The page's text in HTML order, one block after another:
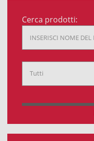
Cerca prodotti: